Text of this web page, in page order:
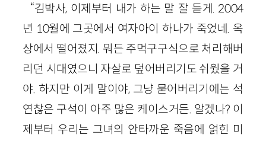
“김박사, 이제부터 내가 하는 말 잘 듣게. 2004
년 10월에 그곳에서 여자아이 하나가 죽었네. 옥
상에서 떨어졌지. 뭐든 주먹구구식으로 처리해버
리던 시대였으니 자살로 덮어버리기도 쉬웠을 거
야. 하지만 이게 말이야, 그냥 묻어버리기에는 석
연찮은 구석이 아주 많은 케이스거든. 알겠나? 이
제부터 우리는 그녀의 안타까운 죽음에 얽힌 미